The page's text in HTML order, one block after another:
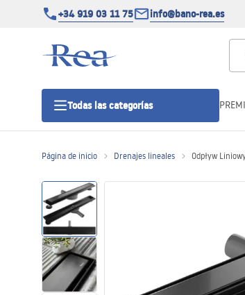
+34 919 03 11 75 info@bano-rea.es
Todas las categorías
Puertas de ducha
Platos de ducha
Drenajes lineales
Página de inicio Drenajes lineales Odpływ